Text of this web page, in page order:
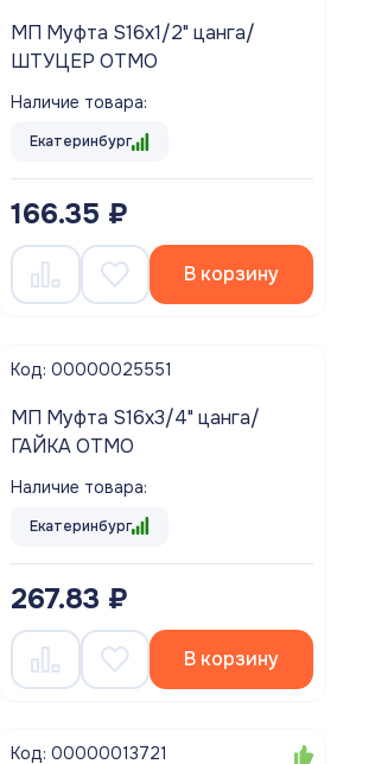
МП Муфта S16х1/2" цанга/
ШТУЦЕР OTMO
Наличие товара:
Екатеринбург
166.35 ₽
В корзину
Код: 00000025551
МП Муфта S16х3/4" цанга/
ГАЙКА OTMO
Наличие товара:
Екатеринбург
267.83 ₽
В корзину
Код: 00000013721